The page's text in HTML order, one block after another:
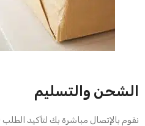
الشحن والتسليم
نقوم بالإتصال مباشرة بك لتأكيد